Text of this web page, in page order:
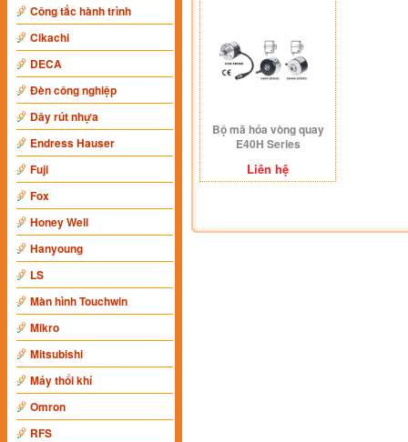
Công tắc hành trình
Cikachi
DECA
Đèn công nghiệp
Dây rút nhựa
Endress Hauser
Fuji
Fox
Honey Well
Hanyoung
LS
Màn hình Touchwin
Mikro
Mitsubishi
Máy thổi khí
Omron
RFS
Bộ mã hóa vòng quay
E40H Series
Liên hệ